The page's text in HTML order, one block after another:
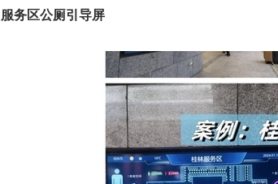
服务区公厕引导屏